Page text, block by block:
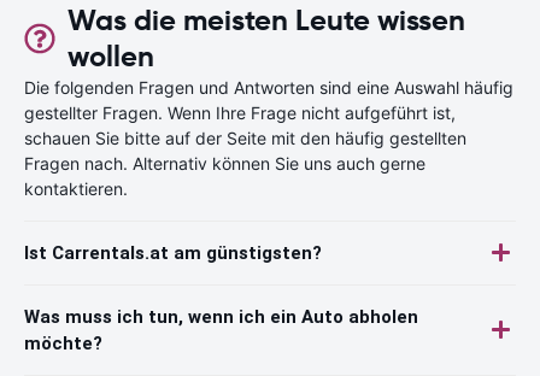
Was die meisten Leute wissen
wollen
Die folgenden Fragen und Antworten sind eine Auswahl häufig
gestellter Fragen. Wenn Ihre Frage nicht aufgeführt ist,
schauen Sie bitte auf der Seite mit den häufig gestellten
Fragen nach. Alternativ können Sie uns auch gerne
kontaktieren.
Ist Carrentals.at am günstigsten?
Was muss ich tun, wenn ich ein Auto abholen
möchte?